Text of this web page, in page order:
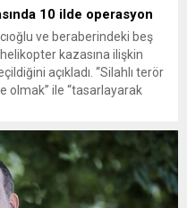
10 ilde operasyon
ve beraberindeki beş
kazasına ilişkin
açıkladı. “Silahlı terör
olmak” ile “tasarlayarak